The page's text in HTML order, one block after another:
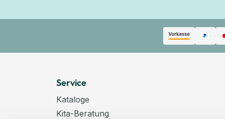
Service
Kataloge
Kita-Beratung